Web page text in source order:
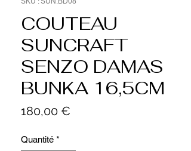
COUTEAU
SUNCRAFT
SENZO DAMAS
BUNKA 16,5CM
180,00 €
Quantité *